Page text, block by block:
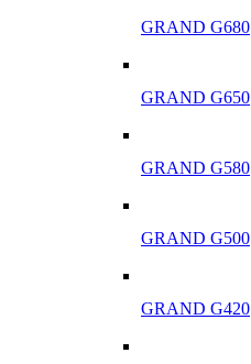
GRAND G680
GRAND G650
GRAND G580
GRAND G500
GRAND G420